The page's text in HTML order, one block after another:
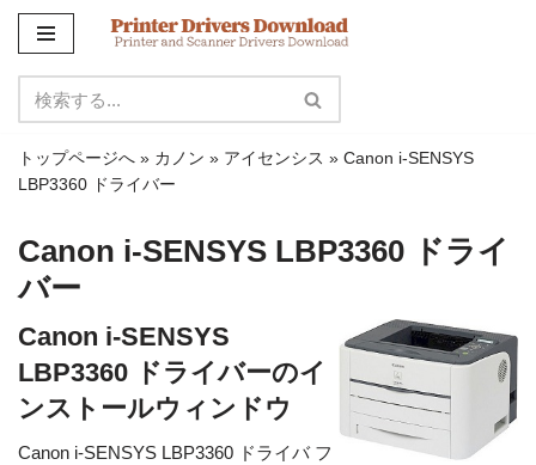
ン
テ
ン
ツ
ス
キ
ッ
トップページへ » カノン » アイセンシス » Canon i-SENSYS
LBP3360 ドライバー
Canon i-SENSYS LBP3360 ドライ
バー
Canon i-SENSYS
LBP3360 ドライバーのイ
ンストールウィンドウ
Canon i-SENSYS LBP3360 ドライバ フ